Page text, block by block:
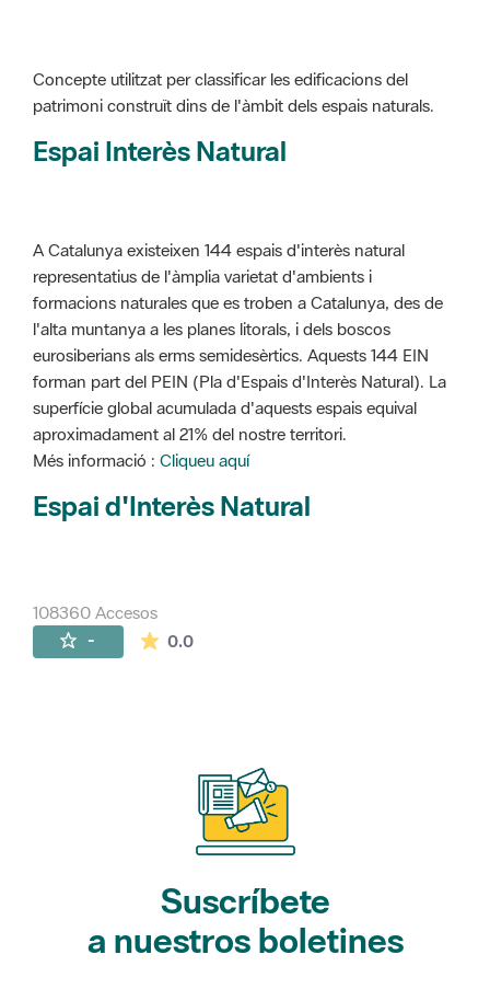
Concepte utilitzat per classificar les edificacions del
patrimoni construït dins de l'àmbit dels espais naturals.
Espai Interès Natural
A Catalunya existeixen 144 espais d'interès natural
representatius de l'àmplia varietat d'ambients i
formacions naturales que es troben a Catalunya, des de
l'alta muntanya a les planes litorals, i dels boscos
eurosiberians als erms semidesèrtics. Aquests 144 EIN
forman part del PEIN (Pla d'Espais d'Interès Natural). La
superfície global acumulada d'aquests espais equival
aproximadament al 21% del nostre territori.
Més informació : Cliqueu aquí
Espai d'Interès Natural
108360 Accesos
- 0.0La valoración media es de 0 estrellas de
Suscríbete
a nuestros boletines